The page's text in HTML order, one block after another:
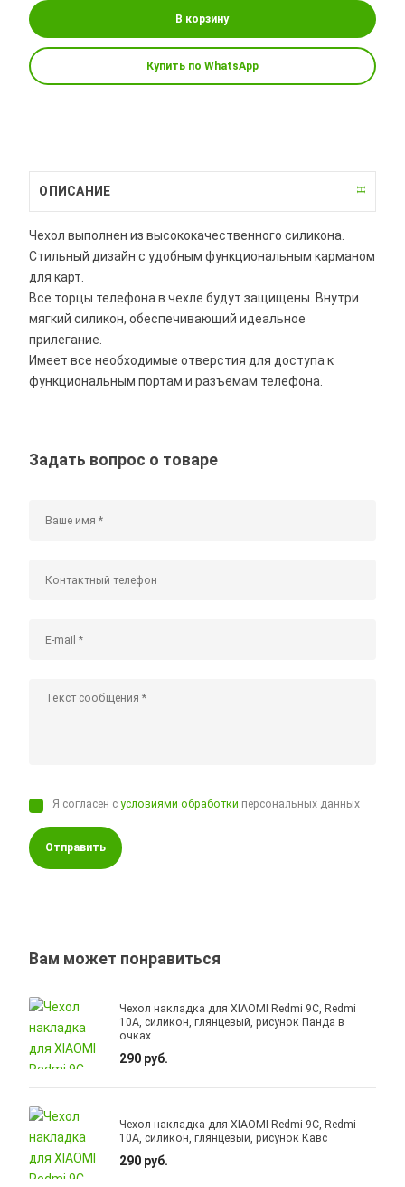
В корзину
Купить по WhatsApp
ОПИСАНИЕ
Чехол выполнен из высококачественного силикона.
Стильный дизайн с удобным функциональным карманом
для карт.
Все торцы телефона в чехле будут защищены. Внутри
мягкий силикон, обеспечивающий идеальное
прилегание.
Имеет все необходимые отверстия для доступа к
функциональным портам и разъемам телефона.
Задать вопрос о товаре
Я согласен сусловиями обработки персональных данных
Отправить
Вам может понравиться
Чехол накладка для XIAOMI Redmi 9C, Redmi
10A, силикон, глянцевый, рисунок Панда в
очках
290 руб.
Чехол накладка для XIAOMI Redmi 9C, Redmi
10A, силикон, глянцевый, рисунок Кавс
290 руб.